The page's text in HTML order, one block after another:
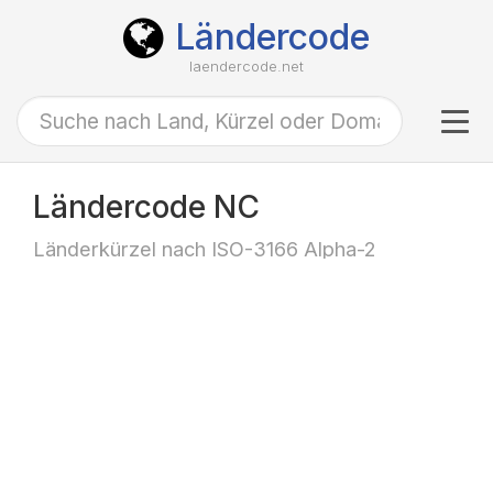
Ländercode
laendercode.net
Ländercode NC
Länderkürzel nach ISO-3166 Alpha-2